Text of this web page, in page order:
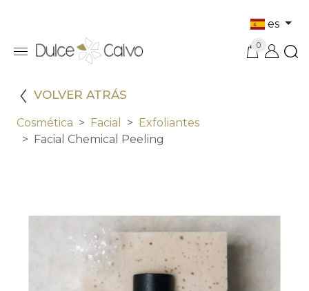
es
0
VOLVER ATRÁS
Cosmética Facial
Exfoliantes
Facial Chemical Peeling